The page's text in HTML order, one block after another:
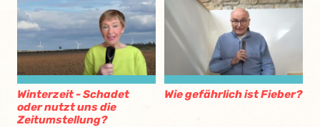
Winterzeit - Schadet
oder nutzt uns die
Zeitumstellung?
Wie gefährlich ist Fieber?